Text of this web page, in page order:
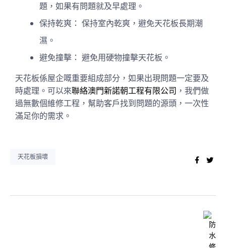
題，如果有問題就及早處理。
保持乾爽： 保持室內乾爽，避免天花板長期潮
濕。
避免撞擊： 避免用硬物撞擊天花板。
天花板係屋企嘅重要組成部分，如果出現問題一定要及
時處理。可以來聯絡澳門新諾朝工程有限公司 ，我們做
過無數個維修工程，幫助客戶找到問題的源頭，一次性
滿足你的需求。
天花板損壞